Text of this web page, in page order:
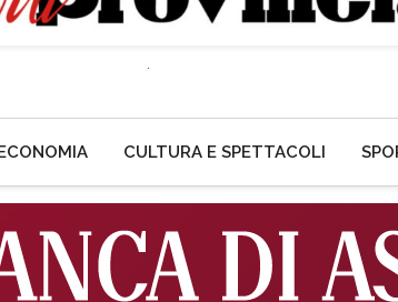
CULTURA E SPETTACOLI